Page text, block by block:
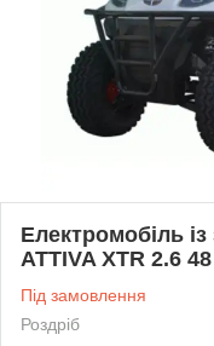
Електромобіль
ATTIVA XTR 2.6
Під замовлення
Роздріб